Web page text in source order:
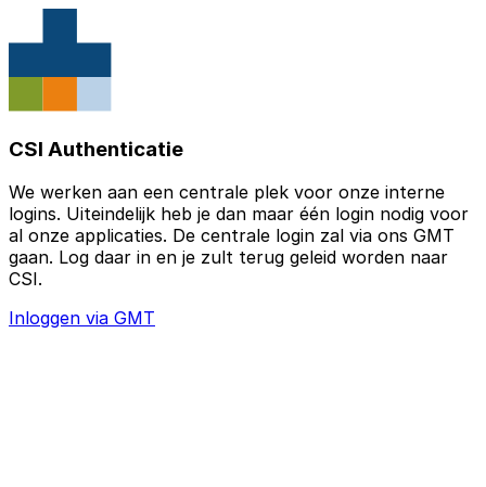
CSI Authenticatie
We werken aan een centrale plek voor onze interne
logins. Uiteindelijk heb je dan maar één login nodig voor
al onze applicaties. De centrale login zal via ons GMT
gaan. Log daar in en je zult terug geleid worden naar
CSI.
Inloggen via GMT